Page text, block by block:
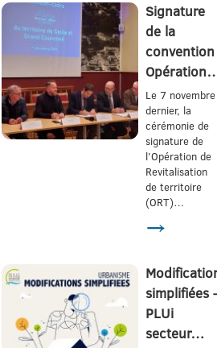
Signature
de la
convention
Le 7 novembre
dernier, la
cérémonie de
signature de
l’Opération de
Revitalisation
de territoire
(ORT)…
→
simplifiées
PLUi
secteur…